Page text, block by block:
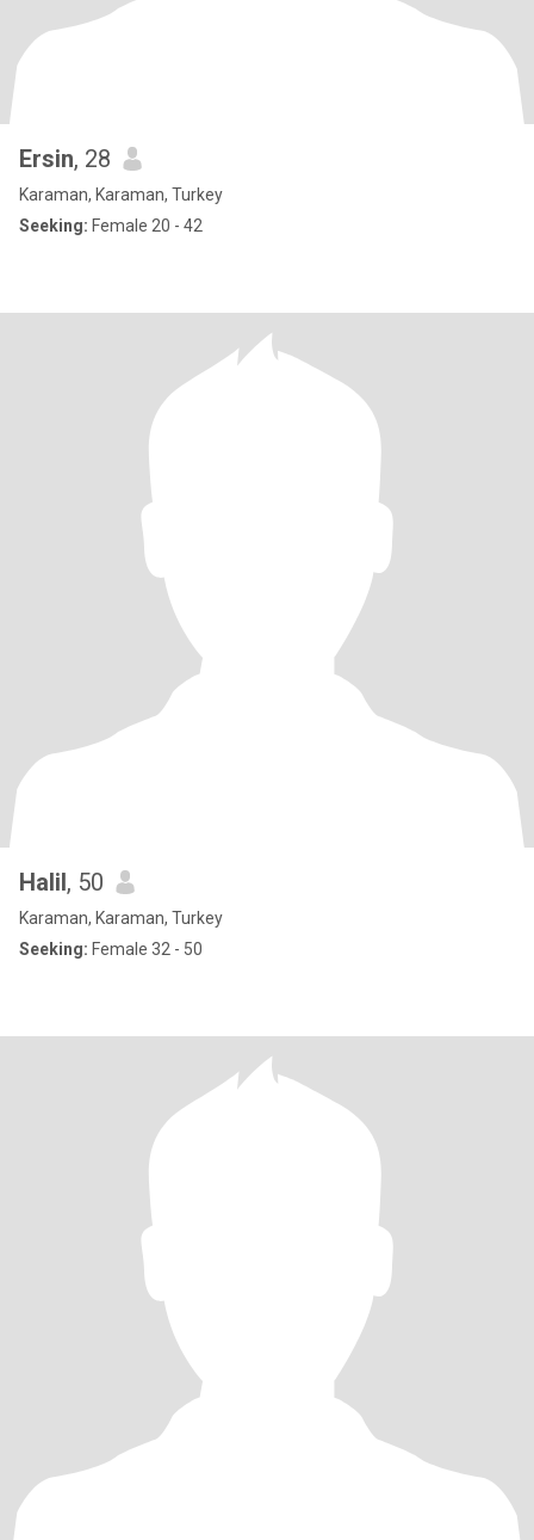
Ersin, 28
Karaman, Karaman, Turkey
Seeking: Female 20 - 42
Halil, 50
Karaman, Karaman, Turkey
Seeking: Female 32 - 50